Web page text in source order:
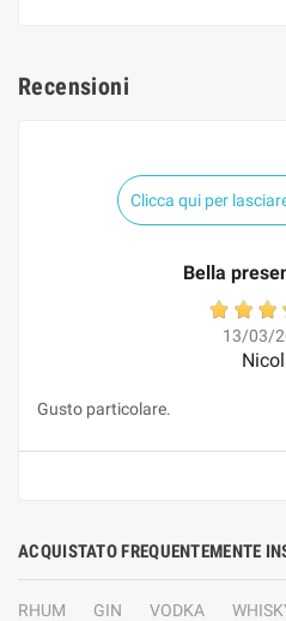
Recensioni
Clicca qui per
Bella
13/03/
Gusto particolare.
ACQUISTATO FREQUENTEMENTE
RHUM GIN VODKA